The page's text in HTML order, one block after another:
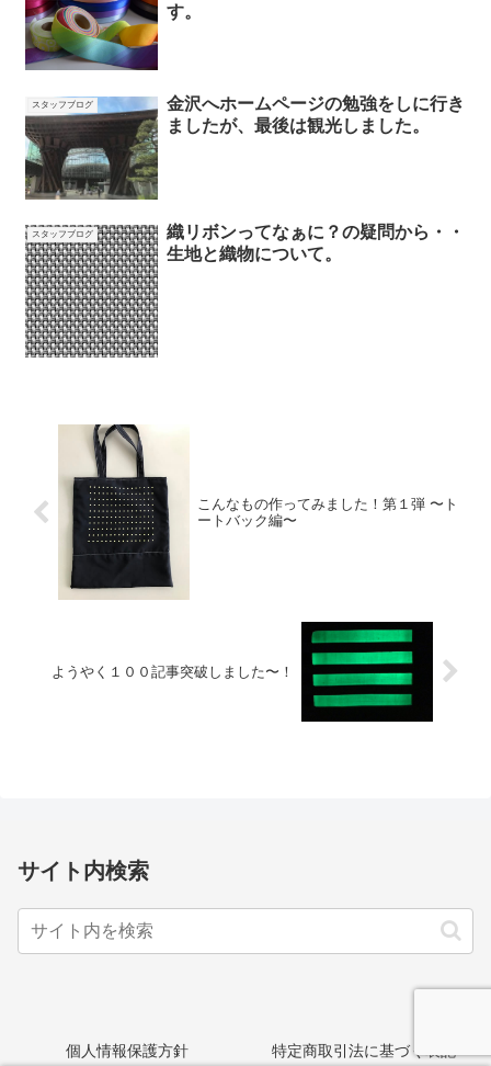
す。
スタッフブログ
金沢へホームページの勉強をしに行き
ましたが、最後は観光しました。
スタッフブログ
織リボンってなぁに？の疑問から・・
生地と織物について。
こんなもの作ってみました！第１弾 〜ト
ートバック編〜
ようやく１００記事突破しました〜！
サイト内検索
個人情報保護方針 特定商取引法に基づく表記